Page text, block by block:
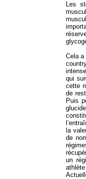
Les
Cela a
qui
cette
de
Puis
la
de
un